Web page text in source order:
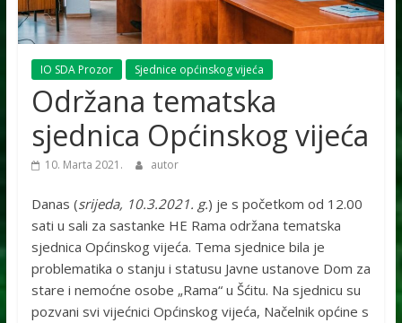
IO SDA Prozor Sjednice općinskog vijeća
Održana tematska
sjednica Općinskog vijeća
10. Marta 2021. autor
Danas (srijeda, 10.3.2021. g.) je s početkom od 12.00
sati u sali za sastanke HE Rama održana tematska
sjednica Općinskog vijeća. Tema sjednice bila je
problematika o stanju i statusu Javne ustanove Dom za
stare i nemoćne osobe „Rama“ u Šćitu. Na sjednicu su
pozvani svi vijećnici Općinskog vijeća, Načelnik općine s